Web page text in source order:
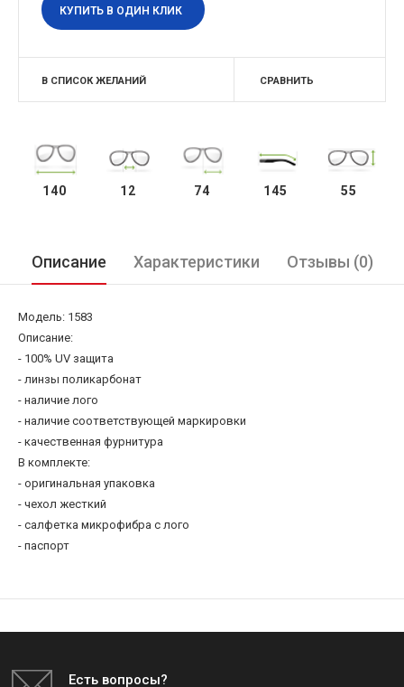
КУПИТЬ В ОДИН КЛИК
В СПИСОК ЖЕЛАНИЙ СРАВНИТЬ
140 12 74 145 55
Описание Характеристики Отзывы (0)
Модель: 1583
Описание:
- 100% UV защита
- линзы поликарбонат
- наличие лого
- наличие соответствующей маркировки
- качественная фурнитура
В комплекте:
- оригинальная упаковка
- чехол жесткий
- салфетка микрофибра c лого
- паспорт
Есть вопросы?